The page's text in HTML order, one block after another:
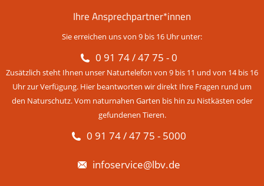
Ihre Ansprechpartner*innen
Sie erreichen uns von 9 bis 16 Uhr unter:
0 91 74 / 47 75 - 0
Zusätzlich steht Ihnen unser Naturtelefon von 9 bis 11 und von 14 bis 16
Uhr zur Verfügung. Hier beantworten wir direkt Ihre Fragen rund um
den Naturschutz. Vom naturnahen Garten bis hin zu Nistkästen oder
gefundenen Tieren.
0 91 74 / 47 75 - 5000
infoservice@lbv.de